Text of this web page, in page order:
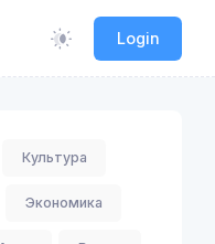
Login
Культура
Экономика